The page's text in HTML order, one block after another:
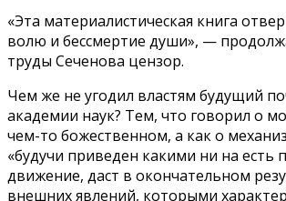
«Эта материалистическая книга
волю и бессмертие души», —
труды Сеченова цензор.
Чем же не угодил властям будущий
академии наук? Тем, что говорил о
чем-то божественном, а как о
«будучи приведен какими ни на есть
движение, даст в окончательном
внешних явлений, которыми